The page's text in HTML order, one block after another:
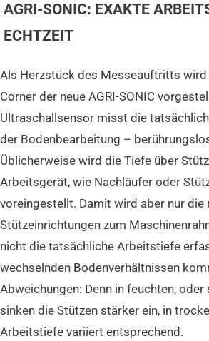
AGRI-SONIC: EXAKTE
ECHTZEIT
Als Herzstück des Messeauftritts
Corner der neue AGRI-SONIC
Ultraschallsensor misst die
der Bodenbearbeitung –
Üblicherweise wird die Tiefe über
Arbeitsgerät, wie Nachläufer oder
voreingestellt. Damit wird aber nur
Stützeinrichtungen zum
nicht die tatsächliche Arbeitstiefe
wechselnden Bodenverhältnissen
Abweichungen: Denn in feuchten,
sinken die Stützen stärker ein, in
Arbeitstiefe variiert entsprechend.